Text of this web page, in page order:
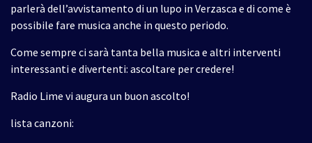
parlerà dell’avvistamento di un lupo in Verzasca e di come è
possibile fare musica anche in questo periodo.
Come sempre ci sarà tanta bella musica e altri interventi
interessanti e divertenti: ascoltare per credere!
Radio Lime vi augura un buon ascolto!
lista canzoni: